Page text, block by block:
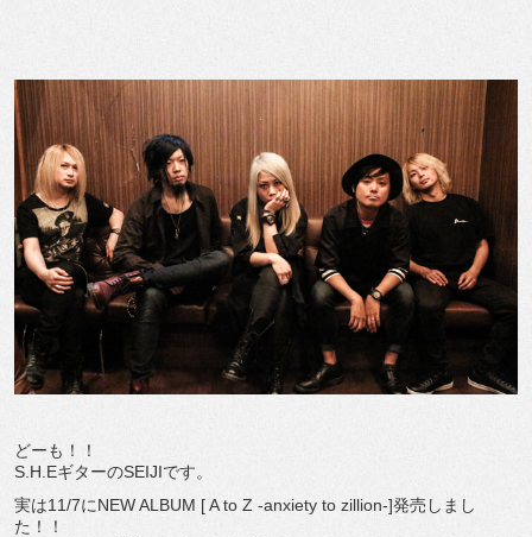
どーも！！
S.H.EギターのSEIJIです。
実は11/7にNEW ALBUM [ A to Z -anxiety to zillion-]発売しまし
た！！